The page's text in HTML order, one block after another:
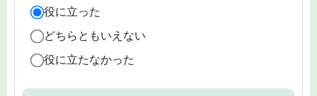
役に立った
どちらともいえない
役に立たなかった